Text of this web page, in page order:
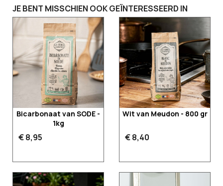
JE BENT MISSCHIEN OOK GEÏNTERESSEERD IN
Bicarbonaat van SODE -
1kg
€ 8,95
Wit van Meudon - 800 gr
€ 8,40